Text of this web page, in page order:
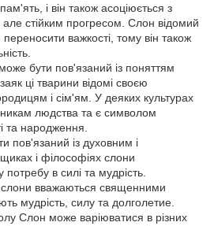
і він також асоціюється з
але стійким прогресом. Слон відомий
важкості, тому він також
бути пов'язаний із поняттям
ці тварини відомі своєю
і сім'ям. У деяких культурах
людства та є символом
та народження.
пов'язаний із духовним і
і філософіях слони
в силі та мудрість.
слони вважаються священними
мудрість, силу та долголетие.
Слон може варіюватися в різних